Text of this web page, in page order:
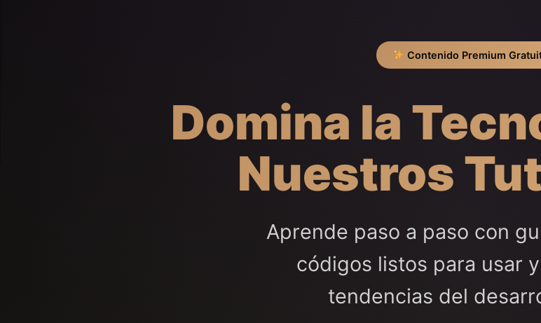
Contenido Premium
Domina la
Nuestros
Aprende paso a paso con
códigos listos para usar
tendencias del